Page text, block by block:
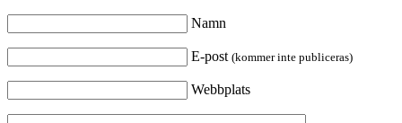
Namn
E-post (kommer inte publiceras)
Webbplats